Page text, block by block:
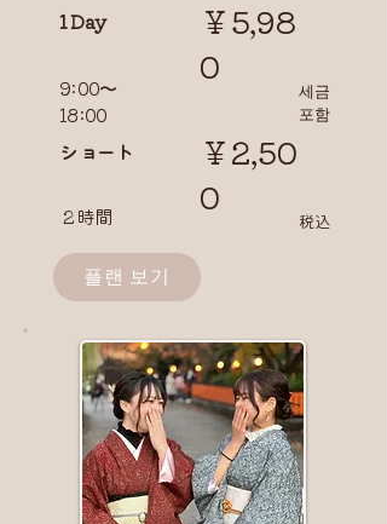
1 Day
9:00〜
18:00
​ショート
２時間
￥5,98
0
​세금
포함
￥2,50
0
​税込
플랜 보기
플랜 보기